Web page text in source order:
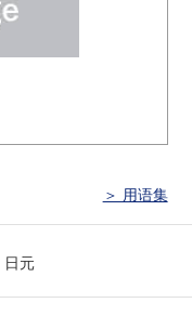
＞ 用语集
日元